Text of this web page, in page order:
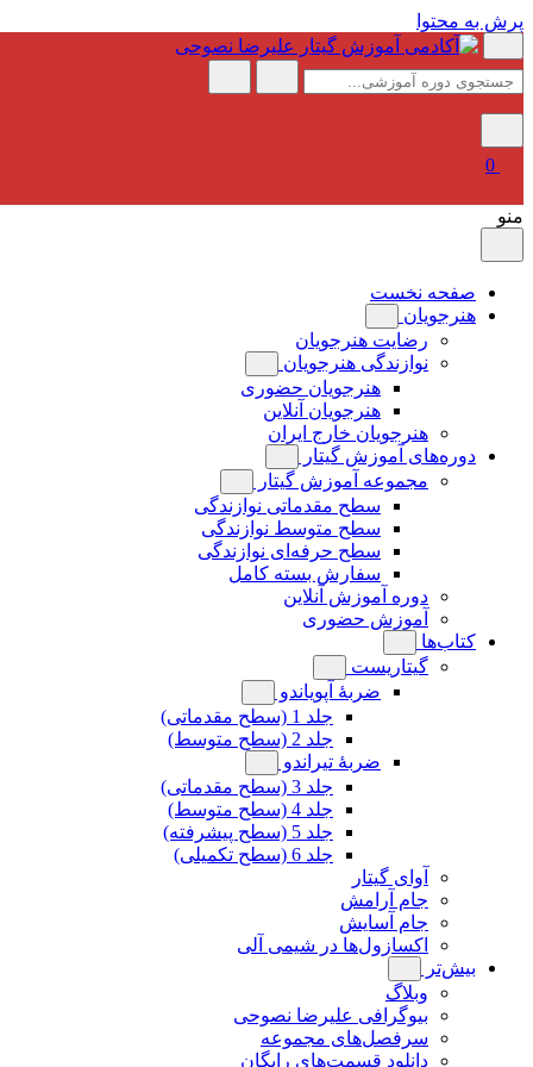
پرش به محتوا
0
منو
صفحه نخست
هنرجویان
رضایت هنرجویان
نوازندگی هنرجویان
هنرجویان حضوری
هنرجویان آنلاین
هنرجویان خارج ایران
دوره‌های آموزش گیتار
مجموعه آموزش گیتار
سطح مقدماتی نوازندگی
سطح متوسط نوازندگی
سطح حرفه‌ای نوازندگی
سفارش بسته کامل
دوره آموزش آنلاین
آموزش حضوری
کتاب‌ها
گیتاریست
ضربۀ آپویاندو
جلد 1 (سطح مقدماتی)
جلد 2 (سطح متوسط)
ضربۀ تیراندو
جلد 3 (سطح مقدماتی)
جلد 4 (سطح متوسط)
جلد 5 (سطح پیشرفته)
جلد 6 (سطح تکمیلی)
آوای گیتار
جام آرامش
جام آسایش
اکسازول‌ها در شیمی آلی
بیش‌تر
وبلاگ
بیوگرافی علیرضا نصوحی
سرفصل‌های مجموعه
دانلود قسمت‌های رایگان